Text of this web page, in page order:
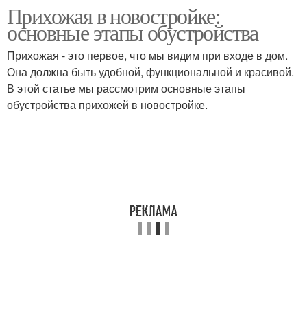
Основные принципы
Прихожая в новостройке:
основные этапы обустройства
Прихожая - это первое, что мы видим при входе в дом.
Она должна быть удобной, функциональной и красивой.
В этой статье мы рассмотрим основные этапы
обустройства прихожей в новостройке.